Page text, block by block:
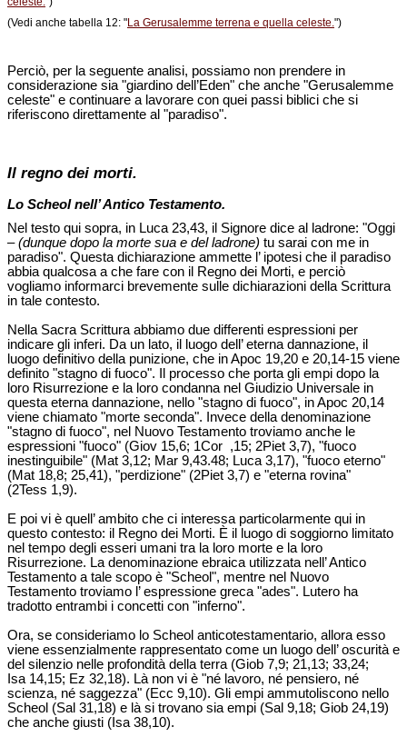
(Vedi anche tabella 12: "La Gerusalemme terrena e quella celeste.")
Perciò, per la seguente analisi, possiamo non prendere in
considerazione sia "giardino dell’Eden" che anche "Gerusalemme
celeste" e continuare a lavorare con quei passi biblici che si
riferiscono direttamente al "paradiso".
Il regno dei morti.
Lo Scheol nell’ Antico Testamento.
Nel testo qui sopra, in Luca 23,43, il Signore dice al ladrone: "Oggi
–(dunque dopo la morte sua e del ladrone) tu sarai con me in
paradiso". Questa dichiarazione ammette l’ ipotesi che il paradiso
abbia qualcosa a che fare con il Regno dei Morti, e perciò
vogliamo informarci brevemente sulle dichiarazioni della Scrittura
in tale contesto.
Nella Sacra Scrittura abbiamo due differenti espressioni per
indicare gli inferi. Da un lato, il luogo dell’ eterna dannazione, il
luogo definitivo della punizione, che in Apoc 19,20 e 20,14-15 viene
definito "stagno di fuoco". Il processo che porta gli empi dopo la
loro Risurrezione e la loro condanna nel Giudizio Universale in
questa eterna dannazione, nello "stagno di fuoco", in Apoc 20,14
viene chiamato "morte seconda". Invece della denominazione
"stagno di fuoco", nel Nuovo Testamento troviamo anche le
espressioni "fuoco" (Giov 15,6; 1Cor ,15; 2Piet 3,7), "fuoco
inestinguibile" (Mat 3,12; Mar 9,43.48; Luca 3,17), "fuoco eterno"
(Mat 18,8; 25,41), "perdizione" (2Piet 3,7) e "eterna rovina"
(2Tess 1,9).
E poi vi è quell’ ambito che ci interessa particolarmente qui in
questo contesto: il Regno dei Morti. È il luogo di soggiorno limitato
nel tempo degli esseri umani tra la loro morte e la loro
Risurrezione. La denominazione ebraica utilizzata nell’ Antico
Testamento a tale scopo è "Scheol", mentre nel Nuovo
Testamento troviamo l’ espressione greca "ades". Lutero ha
tradotto entrambi i concetti con "inferno".
Ora, se consideriamo lo Scheol anticotestamentario, allora esso
viene essenzialmente rappresentato come un luogo dell’ oscurità e
del silenzio nelle profondità della terra (Giob 7,9; 21,13; 33,24;
Isa 14,15; Ez 32,18). Là non vi è "né lavoro, né pensiero, né
scienza, né saggezza" (Ecc 9,10). Gli empi ammutoliscono nello
Scheol (Sal 31,18) e là si trovano sia empi (Sal 9,18; Giob 24,19)
che anche giusti (Isa 38,10).